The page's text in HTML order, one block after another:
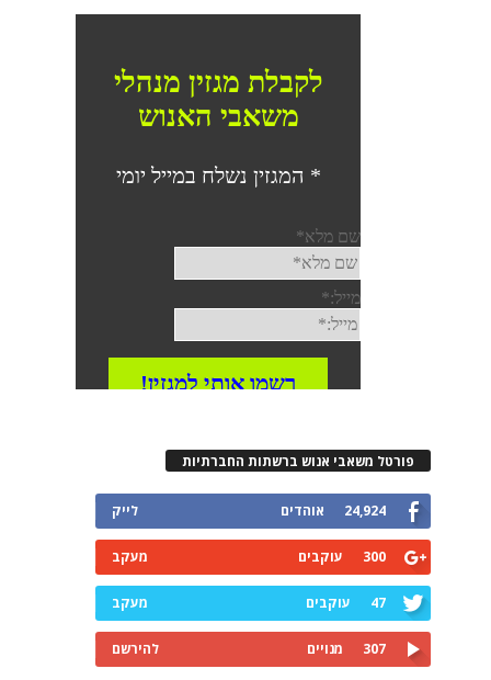
פורטל משאבי אנוש ברשתות החברתיות
24,924 אוהדים לייק
300 עוקבים מעקב
47 עוקבים מעקב
307 מנויים להירשם